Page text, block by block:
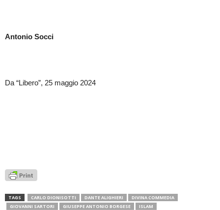
Antonio Socci
Da “Libero”, 25 maggio 2024
TAGS CARLO DIONISOTTI DANTE ALIGHIERI
DIVINA COMMEDIA
GIOVANNI SARTORI
GIUSEPPE ANTONIO BORGESE ISLAM